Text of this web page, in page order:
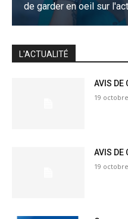
de garder en oeil sur
JE M'INSCRIS
L'ACTUALITÉ
AVIS DE
19
AVIS DE
19